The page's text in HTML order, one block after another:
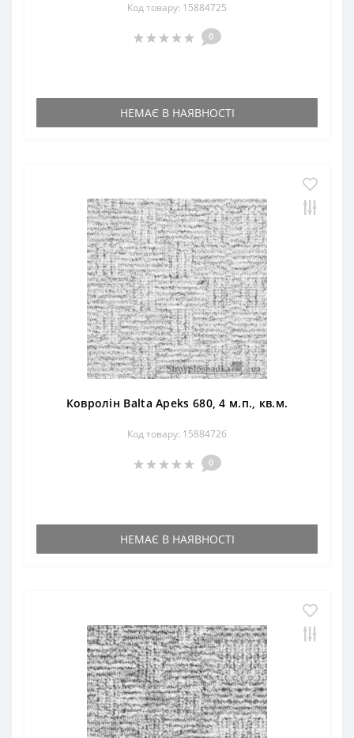
Код товару: 15884725
0
НЕМАЄ В НАЯВНОСТІ
Ковролін Balta Apeks 680, 4 м.п., кв.м.
Код товару: 15884726
0
НЕМАЄ В НАЯВНОСТІ